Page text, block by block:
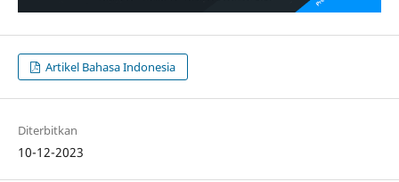
Artikel Bahasa Indonesia
Diterbitkan
10-12-2023